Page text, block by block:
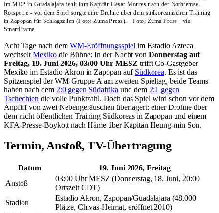
Im MD2 in Guadalajara fehlt ihm Kapitän César Montes nach der Notbremse-
Rotsperre - vor dem Spiel sorgte eine Drohne über dem südkoreanischen Training
in Zapopan für Schlagzeilen (Foto: Zuma Press). ·Foto: Zuma Press · via
SmartFrame
Acht Tage nach dem WM-Eröffnungsspiel im Estadio Azteca
wechseltMexiko die Bühne: In der Nacht von Donnerstag auf
Freitag, 19. Juni 2026, 03:00 Uhr MESZ trifft Co-Gastgeber
Mexiko im Estadio Akron in Zapopan auf Südkorea. Es ist das
Spitzenspiel der WM-Gruppe A am zweiten Spieltag, beide Teams
haben nach dem 2:0 gegen Südafrika und dem 2:1 gegen
Tschechien die volle Punktzahl. Doch das Spiel wird schon vor dem
Anpfiff von zwei Nebengeräuschen überlagert: einer Drohne über
dem nicht öffentlichen Training Südkoreas in Zapopan und einem
KFA-Presse-Boykott nach Häme über Kapitän Heung-min Son.
Termin, Anstoß, TV-Übertragung
Datum
19. Juni 2026, Freitag
Anstoß
03:00 Uhr MESZ (Donnerstag, 18. Juni, 20:00
Ortszeit CDT)
Stadion
Estadio Akron, Zapopan/Guadalajara (48.000
Plätze, Chivas-Heimat, eröffnet 2010)